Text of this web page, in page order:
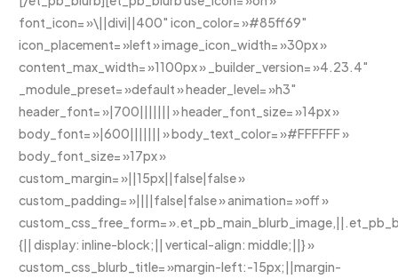
font_icon= »\||divi||400″ icon_color= »#85ff69″
icon_placement= »left » image_icon_width= »30px »
content_max_width= »1100px » _builder_version= »4.23.4″
_module_preset= »default » header_level= »h3″
header_font= »|700||||||| » header_font_size= »14px »
body_font= »|600||||||| » body_text_color= »#FFFFFF »
body_font_size= »17px »
custom_margin= »||15px||false|false »
custom_padding= »||||false|false » animation= »off »
custom_css_free_form=
{|| display: inline-block;|| vertical-align: middle;||} »
custom_css_blurb_title= »margin-left:-15px;||margin-